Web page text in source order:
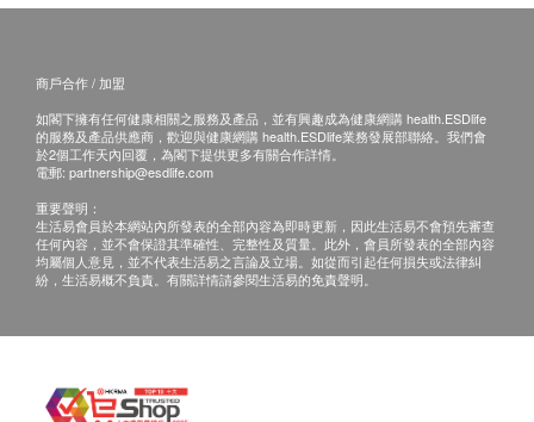
商戶合作 / 加盟
如閣下擁有任何健康相關之服務及產品，並有興趣成為健康網購 health.ESDlife
的服務及產品供應商，歡迎與健康網購 health.ESDlife業務發展部聯絡。我們會
於2個工作天內回覆，為閣下提供更多有關合作詳情。
電郵: partnership@esdlife.com
重要聲明：
生活易會員於本網站內所發表的全部內容為即時更新，因此生活易不會預先審查
任何內容，並不會保證其準確性、完整性及質量。此外，會員所發表的全部內容
均屬個人意見，並不代表生活易之言論及立場。如從而引起任何損失或法律糾
紛，生活易概不負責。有關詳情請參閱生活易的免責聲明。